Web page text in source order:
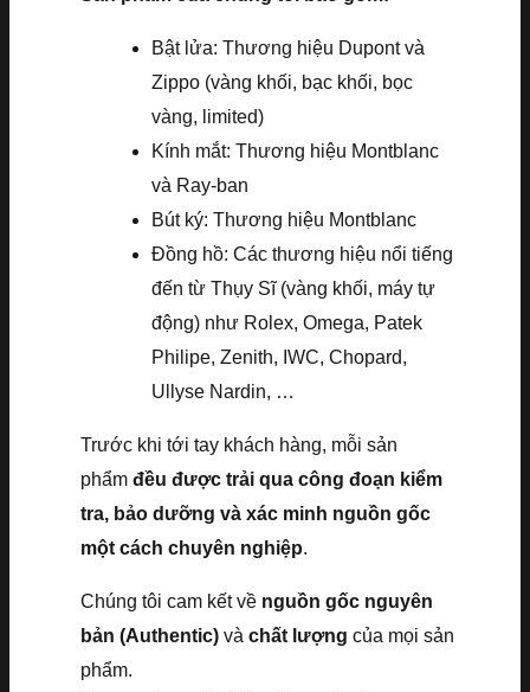
Bật lửa: Thương hiệu Dupont và
Zippo (vàng khối, bạc khối, bọc
vàng, limited)
Kính mắt: Thương hiệu Montblanc
và Ray-ban
Bút ký: Thương hiệu Montblanc
Đồng hồ: Các thương hiệu nổi tiếng
đến từ Thụy Sĩ (vàng khối, máy tự
động) như Rolex, Omega, Patek
Philipe, Zenith, IWC, Chopard,
Ullyse Nardin, …
Trước khi tới tay khách hàng, mỗi sản
phẩm đều được trải qua công đoạn kiểm
tra, bảo dưỡng và xác minh nguồn gốc
một cách chuyên nghiệp.
Chúng tôi cam kết về nguồn gốc nguyên
bản (Authentic) và chất lượng của mọi sản
phẩm.